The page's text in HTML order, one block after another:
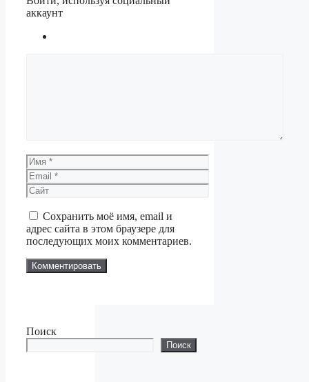
аккаунт
Имя
Email
Сайт
Сохранить моё имя, email и
адрес сайта в этом браузере для
последующих моих комментариев.
Поиск
Поиск